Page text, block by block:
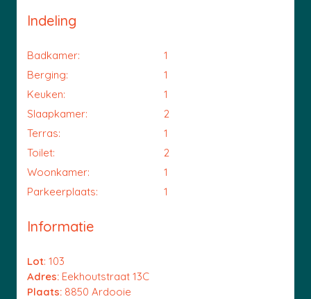
Indeling
Badkamer:
1
Berging:
1
Keuken:
1
Slaapkamer:
2
Terras:
1
Toilet:
2
Woonkamer:
1
Parkeerplaats:
1
Informatie
Lot: 103
Adres: Eekhoutstraat 13C
Plaats: 8850 Ardooie